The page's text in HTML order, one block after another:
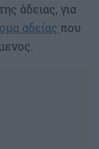
άδειας, για
αδείας που